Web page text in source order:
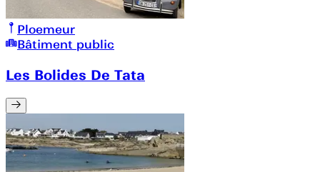
Ploemeur
Bâtiment public
Les Bolides De Tata